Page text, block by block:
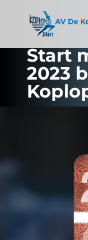
Start
2023